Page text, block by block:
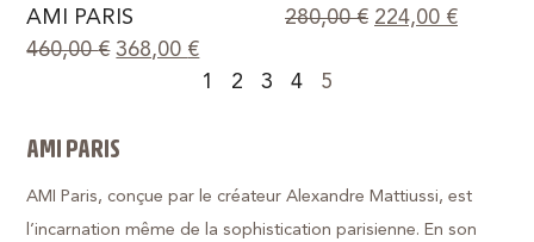
AMI PARIS
460,00€ 368,00 €
280,00€ 224,00 €
1 2 3 4 5
AMI PARIS
AMI Paris, conçue par le créateur Alexandre Mattiussi, est
l’incarnation même de la sophistication parisienne. En son